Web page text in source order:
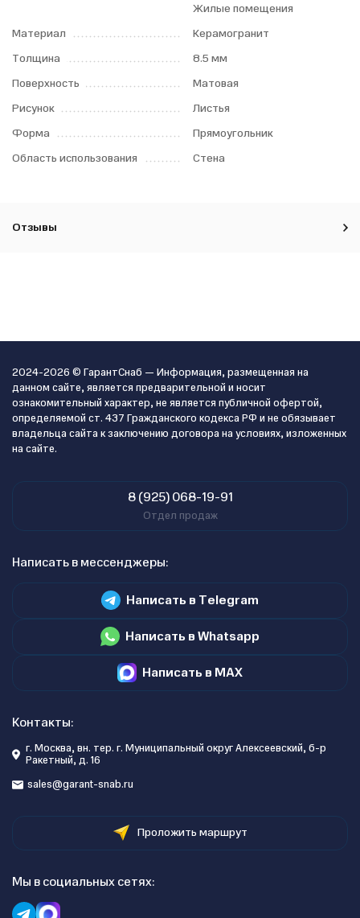
Жилые помещения
Материал
Керамогранит
Толщина
8.5 мм
Поверхность
Матовая
Рисунок
Листья
Форма
Прямоугольник
Область использования
Стена
Отзывы
2024-2026 © ГарантСнаб — Информация, размещенная на
данном сайте, является предварительной и носит
ознакомительный характер, не является публичной офертой,
определяемой ст. 437 Гражданского кодекса РФ и не обязывает
владельца сайта к заключению договора на условиях, изложенных
на сайте.
8 (925) 068-19-91
Отдел продаж
Написать в мессенджеры:
Написать в Telegram
Написать в Whatsapp
Написать в MAX
Контакты:
г. Москва, вн. тер. г. Муниципальный округ Алексеевский, б-р
Ракетный, д. 16
sales@garant-snab.ru
Проложить маршрут
Мы в социальных сетях: